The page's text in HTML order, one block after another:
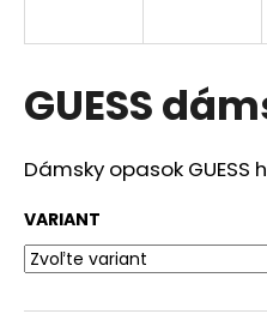
GUESS
Dámsky opasok GUESS
VARIANT
s
ť
?